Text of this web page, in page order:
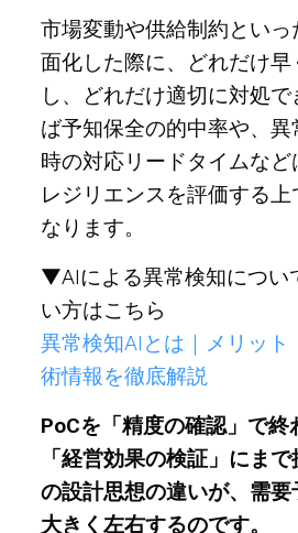
市場変動や供給制約とい
面化した際に、どれだけ早
し、どれだけ適切に対処で
ば予知保全の的中率や、
時の対応リードタイムな
レジリエンスを評価する上
なります。
▼AIによる異常検知につい
い方はこちら
異常検知AIとは｜メリット
術情報を徹底解説
PoCを「精度の確認」で終
「経営効果の検証」にま
の設計思想の違いが、需要
大きく左右するのです。